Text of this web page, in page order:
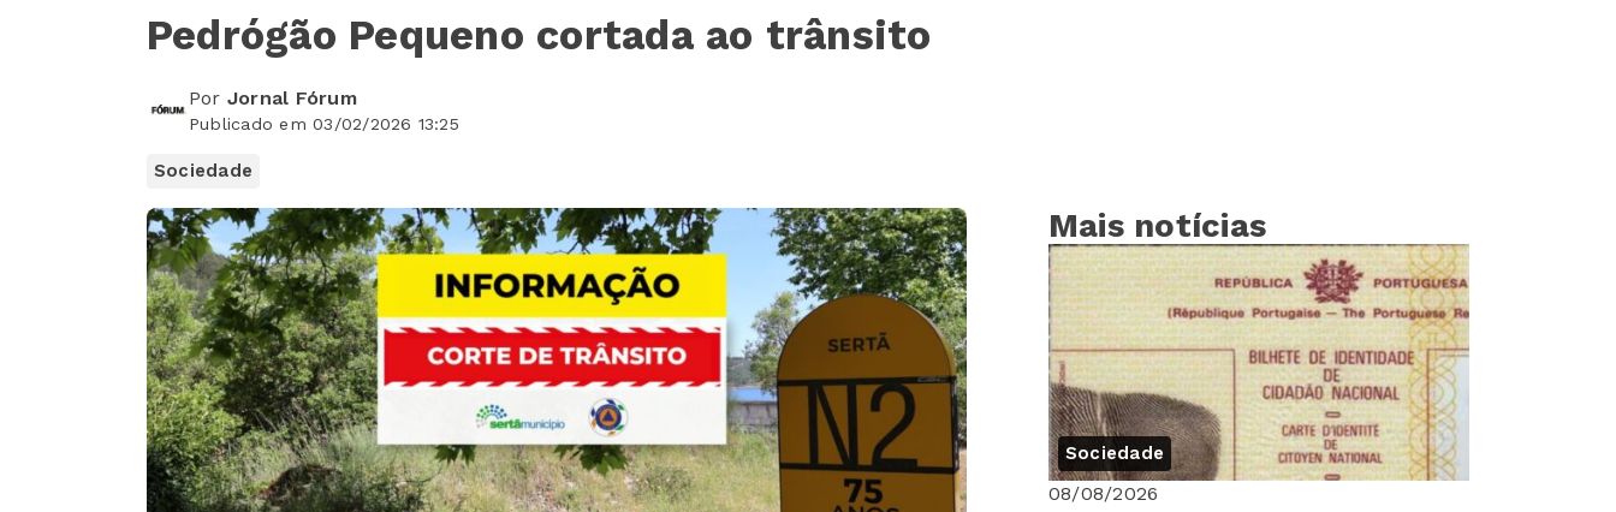
Pedrógão Pequeno cortada ao trânsito
Por Jornal Fórum
Publicado em 03/02/2026 13:25
Sociedade
Mais notícias
Sociedade
08/08/2026